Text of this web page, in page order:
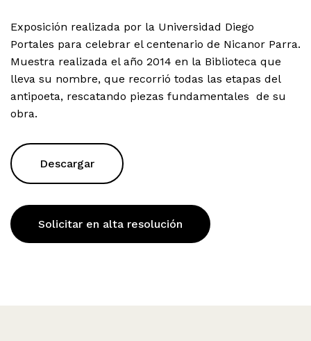
Exposición realizada por la Universidad Diego
Portales para celebrar el centenario de Nicanor Parra.
Muestra realizada el año 2014 en la Biblioteca que
lleva su nombre, que recorrió todas las etapas del
antipoeta, rescatando piezas fundamentales de su
obra.
Descargar
Solicitar en alta resolución